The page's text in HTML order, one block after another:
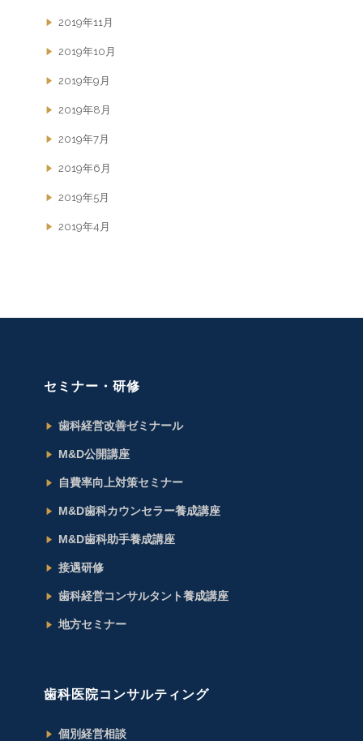
2019年11月
2019年10月
2019年9月
2019年8月
2019年7月
2019年6月
2019年5月
2019年4月
セミナー・研修
歯科経営改善ゼミナール
M&D公開講座
自費率向上対策セミナー
M&D歯科カウンセラー養成講座
M&D歯科助手養成講座
接遇研修
歯科経営コンサルタント養成講座
地方セミナー
歯科医院コンサルティング
個別経営相談